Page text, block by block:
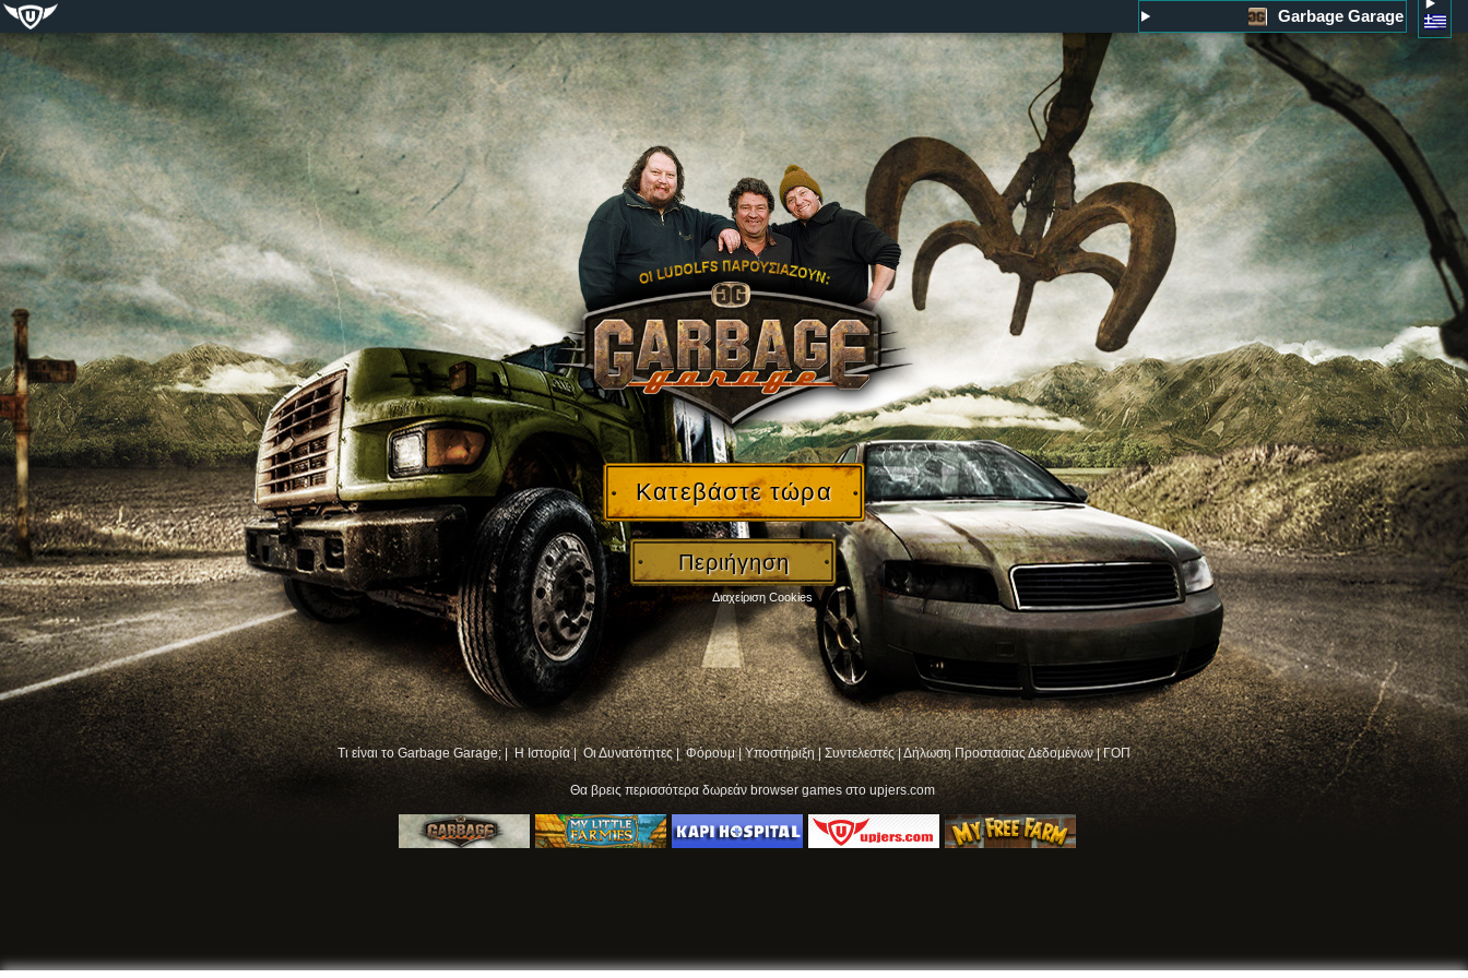
Garbage Garage
Κατεβάστε τώρα
Περιήγηση
Τι είναι το Garbage Garage; | Η Ιστορία | Οι Δυνατότητες | Φόρουμ|Υποστήριξη|Συντελεστές|Δήλωση Προστασίας Δεδομένων|ΓΟΠ
Θα βρεις περισσότερα δωρεάν browser games στο upjers.com
Διαχείριση Cookies